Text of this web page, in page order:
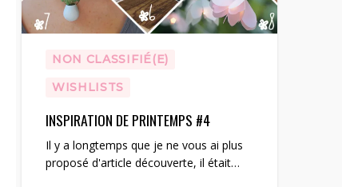
NON CLASSIFIÉ(E)
WISHLISTS
INSPIRATION DE PRINTEMPS #4
Il y a longtemps que je ne vous ai plus
proposé d'article découverte, il était…